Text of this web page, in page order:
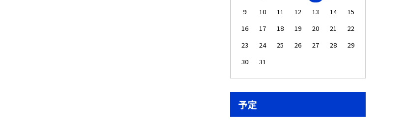
9
10 11 12 13 14
15
16
17 18 19 20 21
22
23
24 25 26 27 28
29
30
31
予定